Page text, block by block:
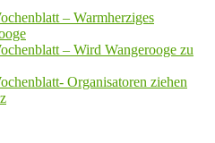
– Warmherziges
– Wird Wangerooge zu
Organisatoren ziehen